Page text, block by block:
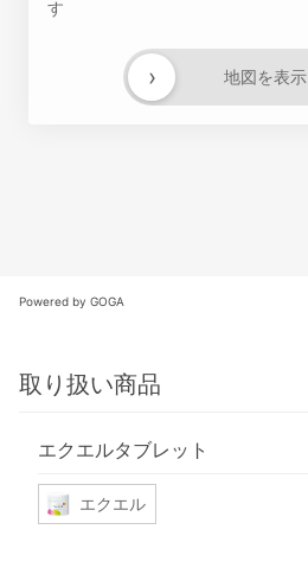
す
地図を表示
›
Powered by GOGA
取り扱い商品
エクエルタブレット
エクエル